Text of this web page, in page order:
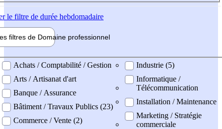
le filtre de durée hebdomadaire
filtres de Domaine professionnel
professionel
Achats / Comptabilité / Gestion
Arts / Artisanat d'art
Banque / Assurance
Bâtiment / Travaux Publics (23)
Commerce / Vente (2)
Industrie (5)
Informatique /
Télécommunication
Installation / Maintenance
Marketing / Stratégie
commerciale